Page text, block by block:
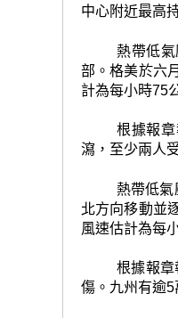
中心附近最高
熱帶低
部。格美於六
計為每小時75
根據報
瀉，至少兩人
熱帶低氣
北方向移動並
風速估計為每
根據報
傷。九州有逾5